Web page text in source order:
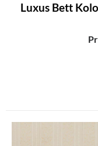
Luxus Bett